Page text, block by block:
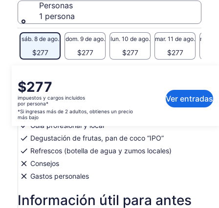
Personas
1 persona
sáb. 8 de ago.
$277
dom. 9 de ago.
$277
lun. 10 de ago.
$277
mar. 11 de ago.
$277
mié.
El
precio
es
de
$277.
persona*
*Si
ingresas
más
de
obtienes
$277
impuestos y cargos incluidos
por persona*
*Si ingresas más de 2 adultos, obtienes un precio
más bajo
Ver entradas
Qué incluye o no
Recogida y recogida en toda la isla
Tour en quad y ATV
Guía profesional y local
Degustación de frutas, pan de coco “IPO”
Refrescos (botella de agua y zumos locales)
Consejos
Gastos personales
Información útil para antes